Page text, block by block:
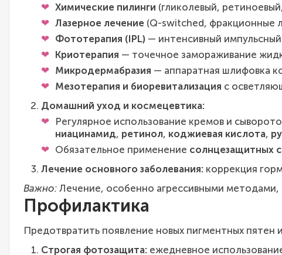
Химические пилинги (гликолевый,
Лазерное лечение (Q-switched, фракционные
Фототерапия (IPL) — интенсивный
Криотерапия — точечное замораживание
Микродермабразия — аппаратная шлифовка
Мезотерапия и биоревитализация с
Домашний уход и космецевтика:
Регулярное использование кремов и
ниацинамид, ретинол, коджиевая кислота,
Обязательное применение солнцезащитных
Лечение основного заболевания: коррекция
Важно: Лечение, особенно агрессивными
Профилактика
Предотвратить появление новых пигментных
Строгая фотозащита: ежедневное